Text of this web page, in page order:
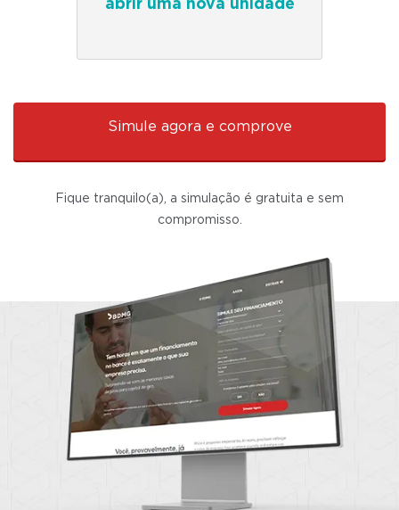
abrir uma nova unidade
Simule agora e comprove
Fique tranquilo(a), a simulação é gratuita e sem
compromisso.